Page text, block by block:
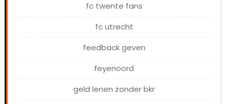
fc twente fans
fc utrecht
feedback geven
feyenoord
geld lenen zonder bkr